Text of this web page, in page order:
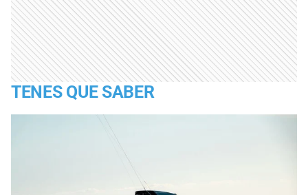
TENES QUE SABER